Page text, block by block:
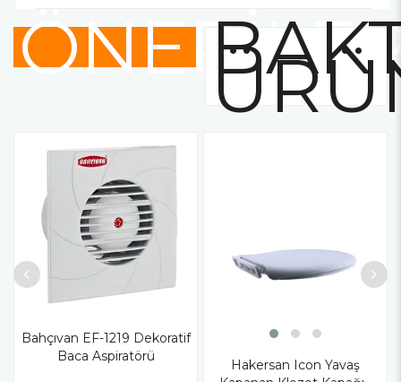
Bahçıvan EF-1219 Dekoratif
Baca Aspiratörü
Hakersan Icon Yavaş